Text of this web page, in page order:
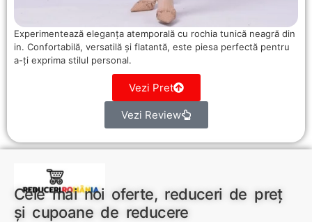
Experimentează eleganța atemporală cu rochia tunică neagră din
in. Confortabilă, versatilă și flatantă, este piesa perfectă pentru
a-ți exprima stilul personal.
Vezi Pret
Vezi Review
Cele mai noi oferte, reduceri de preț
și cupoane de reducere